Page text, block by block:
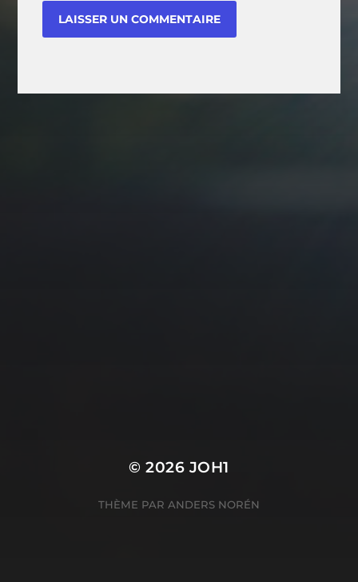
© 2026 JOH1
THÈME PAR ANDERS NORÉN